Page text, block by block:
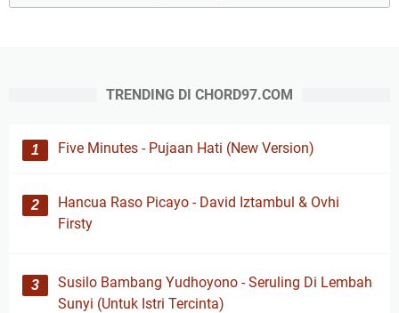
TRENDING DI CHORD97.COM
Five Minutes - Pujaan Hati (New Version)
Hancua Raso Picayo - David Iztambul & Ovhi
Firsty
Susilo Bambang Yudhoyono - Seruling Di Lembah
Sunyi (Untuk Istri Tercinta)